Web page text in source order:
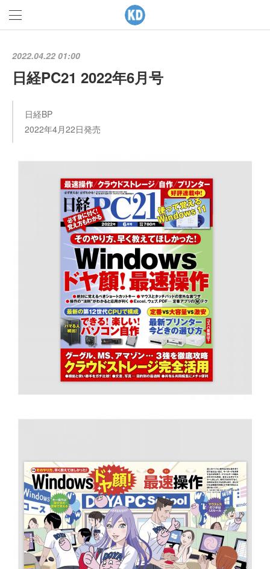
2022.04.22 01:00
日経PC21 2022年6月号
日経BP
2022年4月22日発売